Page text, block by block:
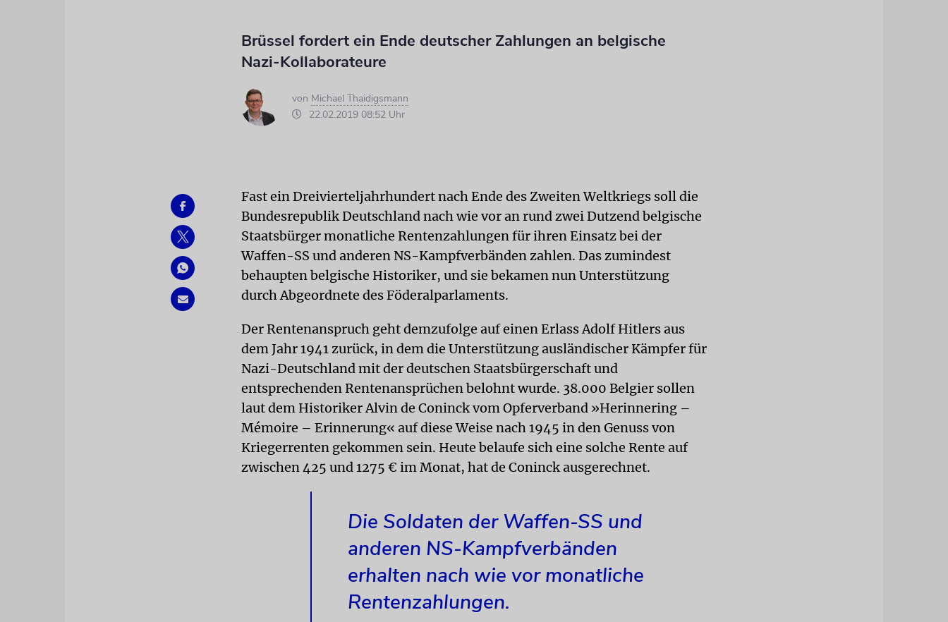
Brüssel fordert ein Ende deutscher Zahlungen an belgische
Nazi-Kollaborateure
von Michael Thaidigsmann
22.02.2019 08:52 Uhr
Fast ein Dreivierteljahrhundert nach Ende des Zweiten Weltkriegs soll die
Bundesrepublik Deutschland nach wie vor an rund zwei Dutzend belgische
Staatsbürger monatliche Rentenzahlungen für ihren Einsatz bei der
Waffen-SS und anderen NS-Kampfverbänden zahlen. Das zumindest
behaupten belgische Historiker, und sie bekamen nun Unterstützung
durch Abgeordnete des Föderalparlaments.
Der Rentenanspruch geht demzufolge auf einen Erlass Adolf Hitlers aus
dem Jahr 1941 zurück, in dem die Unterstützung ausländischer Kämpfer für
Nazi-Deutschland mit der deutschen Staatsbürgerschaft und
entsprechenden Rentenansprüchen belohnt wurde. 38.000 Belgier sollen
laut dem Historiker Alvin de Coninck vom Opferverband »Herinnering –
Mémoire – Erinnerung« auf diese Weise nach 1945 in den Genuss von
Kriegerrenten gekommen sein. Heute belaufe sich eine solche Rente auf
zwischen 425 und 1275 € im Monat, hat de Coninck ausgerechnet.
Die Soldaten der Waffen-SS und
anderen NS-Kampfverbänden
erhalten nach wie vor monatliche
Rentenzahlungen.